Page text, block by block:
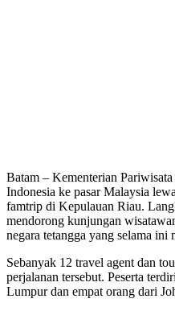
Batam – Kementerian
Indonesia ke pasar Malaysia
famtrip di Kepulauan Riau.
mendorong kunjungan
negara tetangga yang selama ini
Sebanyak 12 travel agent dan
perjalanan tersebut. Peserta
Lumpur dan empat orang dari